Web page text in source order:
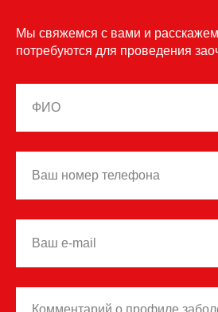
Мы свяжемся с вами и
потребуются для проведения